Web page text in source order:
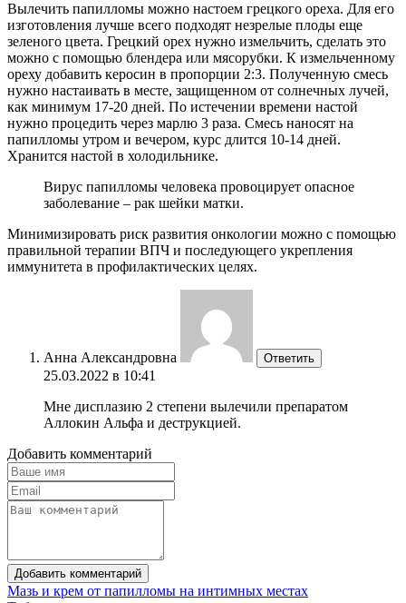
Вылечить папилломы можно настоем грецкого ореха. Для его
изготовления лучше всего подходят незрелые плоды еще
зеленого цвета. Грецкий орех нужно измельчить, сделать это
можно с помощью блендера или мясорубки. К измельченному
ореху добавить керосин в пропорции 2:3. Полученную смесь
нужно настаивать в месте, защищенном от солнечных лучей,
как минимум 17-20 дней. По истечении времени настой
нужно процедить через марлю 3 раза. Смесь наносят на
папилломы утром и вечером, курс длится 10-14 дней.
Хранится настой в холодильнике.
Вирус папилломы человека провоцирует опасное
заболевание – рак шейки матки.
Минимизировать риск развития онкологии можно с помощью
правильной терапии ВПЧ и последующего укрепления
иммунитета в профилактических целях.
Анна Александровна Ответить
25.03.2022 в 10:41
Мне дисплазию 2 степени вылечили препаратом
Аллокин Альфа и деструкцией.
Добавить комментарий
Добавить комментарий
Мазь и крем от папилломы на интимных местах